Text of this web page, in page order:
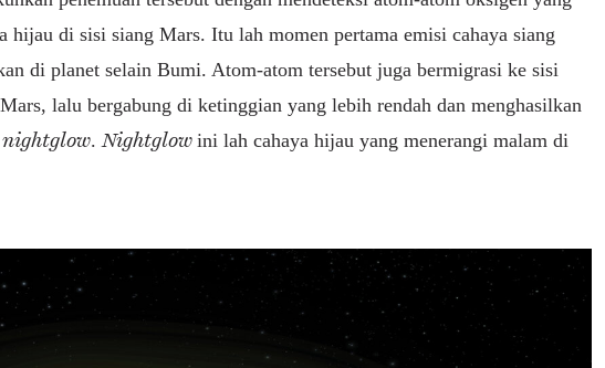
hijau di sisi siang Mars. Itu lah momen pertama emisi cahaya siang
di planet selain Bumi. Atom-atom tersebut juga bermigrasi ke sisi
lalu bergabung di ketinggian yang lebih rendah dan menghasilkan
.Nightglow ini lah cahaya hijau yang menerangi malam di